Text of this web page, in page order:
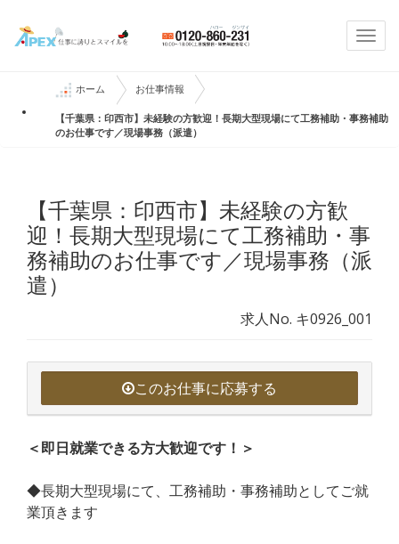
ホーム お仕事情報
【千葉県：印西市】未経験の方歓迎！長期大型現場にて工務補助・事務補助
のお仕事です／現場事務（派遣）
【千葉県：印西市】未経験の方歓
迎！長期大型現場にて工務補助・事
務補助のお仕事です／現場事務（派
遣）
求人No. キ0926_001
このお仕事に応募する
＜即日就業できる方大歓迎です！＞
◆長期大型現場にて、工務補助・事務補助としてご就
業頂きます